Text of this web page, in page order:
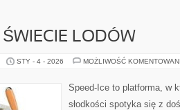
ŚWIECIE LODÓW
STY - 4 - 2026 MOŻLIWOŚĆ
Speed-Ice to platforma, w
słodkości spotyka się z